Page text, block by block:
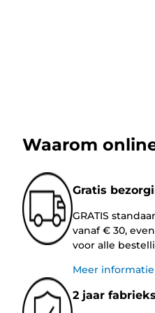
Waarom
Gratis
GRATIS
vanaf € 30,
voor alle
Meer
2 jaar